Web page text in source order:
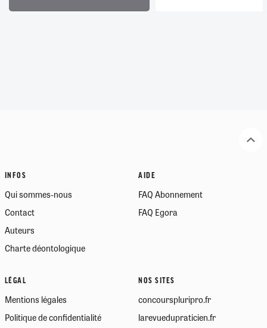
INFOS
Qui sommes-nous
Contact
Auteurs
Charte déontologique
AIDE
FAQ Abonnement
FAQ Egora
LÉGAL
Mentions légales
Politique de confidentialité
NOS SITES
concourspluripro.fr
larevuedupraticien.fr